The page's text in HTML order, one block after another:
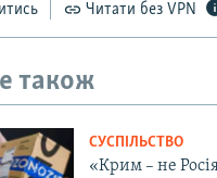
Читати без VPN
також
СУСПІЛЬСТВО
«Крим – не